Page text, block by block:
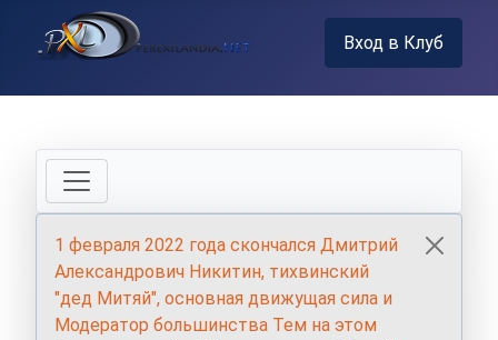
Вход в Клуб
1 февраля 2022 года скончался Дмитрий
Александрович Никитин, тихвинский
"дед Митяй", основная движущая сила и
Модератор большинства Тем на этом